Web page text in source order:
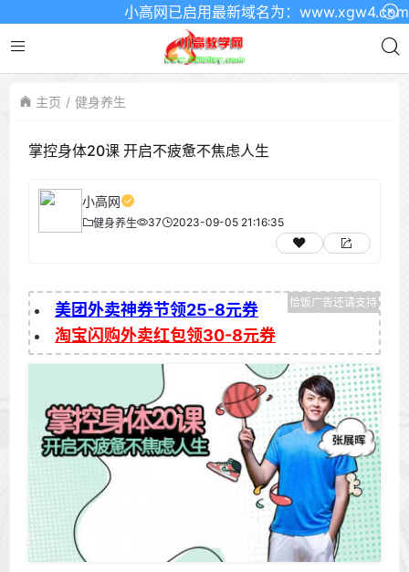
小高网已启用最新域名为：www.xgw4.com 记
主页 健身养生
掌控身体20课 开启不疲惫不焦虑人生
小高网
健身养生 37 2023-09-05 21:16:35
美团外卖神券节领25-8元券
淘宝闪购外卖红包领30-8元券